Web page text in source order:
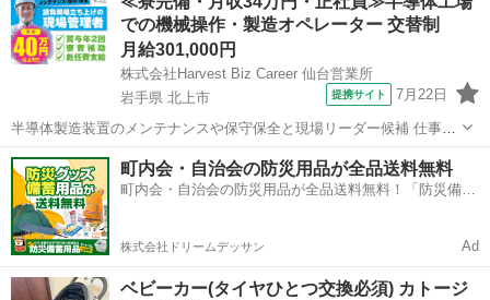
での機械操作・製造オペレーター 交替制
月給301,000円
株式会社Harvest Biz Career 仙台営業所
岩手県 北上市
提携サイト 7月22日
半導体製造装置のメンテナンスや保守保全と現場リーダー候補 仕事内
容 ＼フラッシュメモリの製造を行う工場で半導体製造装置の保守・点
検のお仕事／ 【主な業務】 フラッシュメモリなどに使用される「半導
体」。 その半導体を...
岩手 北上市 その他
町内会・自治会の防災用品が全品送料無料
町内会・自治会の防災用品が全品送料無料！「防災備蓄
株式会社ドリームデッサン Ad
ベビーカー(タイヤひとつ交換必須) カトージ